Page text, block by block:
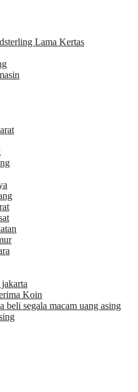
Lama Kertas
Koin
beli segala macam uang asing